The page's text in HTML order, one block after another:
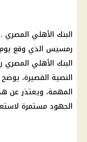
البنك الأهلي
البنك الأهلي المصري
النصية القصيرة،
المهمة، ويعتذر عن
الجهود مستمرة